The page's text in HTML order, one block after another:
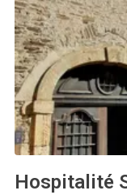
Hospitalité